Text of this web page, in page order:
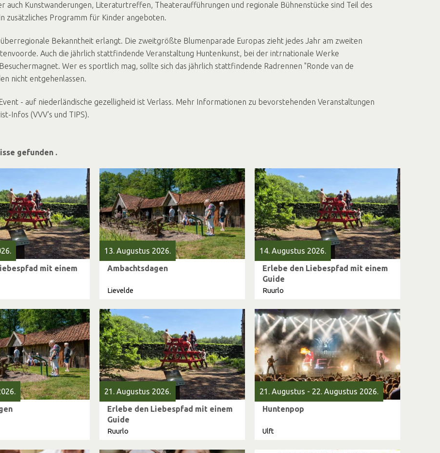
Kunstwanderungen, Literaturtreffen, Theateraufführungen und regionale Bühnenstücke sind Teil des
zusätzliches Programm für Kinder angeboten.
Bekanntheit erlangt. Die zweitgrößte Blumenparade Europas zieht jedes Jahr am zweiten
Auch die jährlich stattfindende Veranstaltung Huntenkunst, bei der intrnationale Werke
Wer es sportlich mag, sollte sich das jährlich stattfindende Radrennen "Ronde van de
nicht entgehenlassen.
- auf niederländische gezelligheid ist Verlass. Mehr Informationen zu bevorstehenden Veranstaltungen
Infos (VVV's und TIPS).
gefunden .
mit einem
13. Augustus 2026.
Ambachtsdagen
Lievelde
14. Augustus 2026.
Erlebe den Liebespfad mit einem
Guide
Ruurlo
21. Augustus 2026.
Erlebe den Liebespfad mit einem
Guide
Ruurlo
21. Augustus - 22. Augustus 2026.
Huntenpop
Ulft